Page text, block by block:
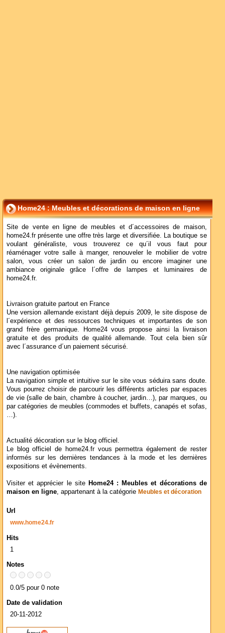
Home24 : Meubles et décorations de maison en ligne
Site de vente en ligne de meubles et d´accessoires de maison,
home24.fr présente une offre très large et diversifiée. La boutique se
voulant généraliste, vous trouverez ce qu´il vous faut pour
réaménager votre salle à manger, renouveler le mobilier de votre
salon, vous créer un salon de jardin ou encore imaginer une
ambiance originale grâce l´offre de lampes et luminaires de
home24.fr.
Livraison gratuite partout en France
Une version allemande existant déjà depuis 2009, le site dispose de
l´expérience et des ressources techniques et importantes de son
grand frère germanique. Home24 vous propose ainsi la livraison
gratuite et des produits de qualité allemande. Tout cela bien sûr
avec l´assurance d´un paiement sécurisé.
Une navigation optimisée
La navigation simple et intuitive sur le site vous séduira sans doute.
Vous pourrez choisir de parcourir les différents articles par espaces
de vie (salle de bain, chambre à coucher, jardin…), par marques, ou
par catégories de meubles (commodes et buffets, canapés et sofas,
…).
Actualité décoration sur le blog officiel.
Le blog officiel de home24.fr vous permettra également de rester
informés sur les dernières tendances à la mode et les dernières
expositions et évènements.
Visiter et apprécier le site Home24 : Meubles et décorations de
maison en ligne, appartenant à la catégorie Meubles et décoration
Url
www.home24.fr
Hits
1
Notes
0.0/5 pour 0 note
Date de validation
20-11-2012